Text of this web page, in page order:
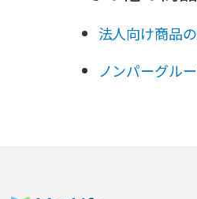
法人向け商品
ノンパーグル